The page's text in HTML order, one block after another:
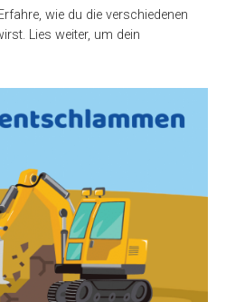
wie du die verschiedenen
Lies weiter, um dein